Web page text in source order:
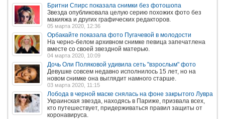
Бритни Спирс показала снимки без фотошопа
Звезда опубликовала целую серию похожих фото без
макияжа и других графических редакторов.
05 марта 2020, 12:36
Орбакайте показала фото Пугачевой в молодости
На черно-белом архивном снимке певица запечатлена
вместе со своей звездной матерью.
04 марта 2020, 10:09
Дочь Оли Поляковой удивила сеть "взрослым" фото
Девушке совсем недавно исполнилось 15 лет, но на
новом снимке она выглядит намного старше.
03 марта 2020, 11:15
Лобода в черной маске снялась на фоне закрытого Лувра
Украинская звезда, находясь в Париже, призвала всех,
кто путешествует, придерживаться правил защиты от
коронавируса.